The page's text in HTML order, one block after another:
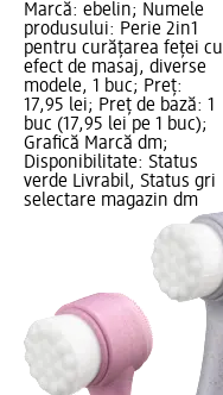
Marcă: ebelin; Numele
produsului: Perie 2in1
pentru curățarea feței cu
efect de masaj, diverse
modele, 1 buc; Preț:
17,95 lei; Preț de bază: 1
buc (17,95 lei pe 1 buc);
Grafică Marcă dm;
Disponibilitate: Status
verde Livrabil, Status gri
selectare magazin dm